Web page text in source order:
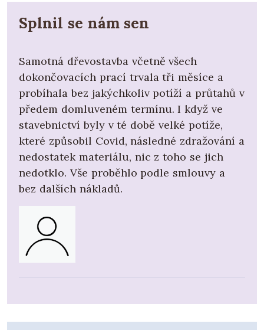
Splnil se nám sen
Samotná dřevostavba včetně všech
dokončovacích prací trvala tři měsíce a
probíhala bez jakýchkoliv potíží a průtahů v
předem domluveném termínu. I když ve
stavebnictví byly v té době velké potíže,
které způsobil Covid, následné zdražování a
nedostatek materiálu, nic z toho se jich
nedotklo. Vše proběhlo podle smlouvy a
bez dalších nákladů.